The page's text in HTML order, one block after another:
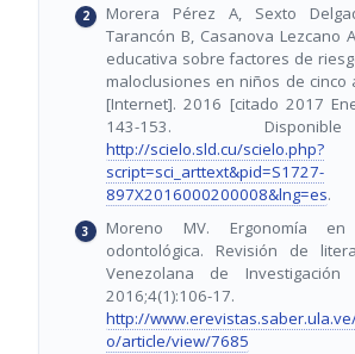
Morera Pérez A, Sexto
Tarancón B, Casanova Lezcano
educativa sobre factores de
maloclusiones en niños de cinco
[Internet]. 2016 [citado 2017
143-153.
http://scielo.sld.cu/scielo.php?
script=sci_arttext&pid=S1727-
897X2016000200008&lng=es.
Moreno MV. Ergonomía
odontológica. Revisión de
Venezolana de Investigación
2016;4(1):106-
http://
o/article/view/7685